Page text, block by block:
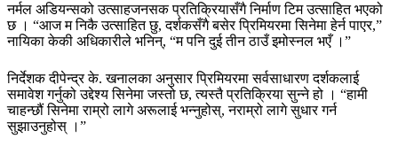
नर्मल अडियन्सको उत्साहजनसक प्रतिक्रियासँगै निर्माण टिम उत्साहित भएको
छ । “आज म निकै उत्साहित छु, दर्शकसँगै बसेर प्रिमियरमा सिनेमा हेर्न पाएर,”
नायिका केकी अधिकारीले भनिन्, “म पनि दुई तीन ठाउँ इमोस्नल भएँ ।”
निर्देशक दीपेन्द्र के. खनालका अनुसार प्रिमियरमा सर्वसाधारण दर्शकलाई
समावेश गर्नुको उद्देश्य सिनेमा जस्तो छ, त्यस्तै प्रतिक्रिया सुन्ने हो । “हामी
चाहन्छौं सिनेमा राम्रो लागे अरूलाई भन्नुहोस्, नराम्रो लागे सुधार गर्न
सुझाउनुहोस् ।”